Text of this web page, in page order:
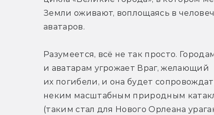
Земли оживают, воплощаясь в
аватаров.
Разумеется, всё не так просто.
и аватарам угрожает Враг, желающий
их погибели, и она будет
неким масштабным природным
(таким стал для Нового Орлеана